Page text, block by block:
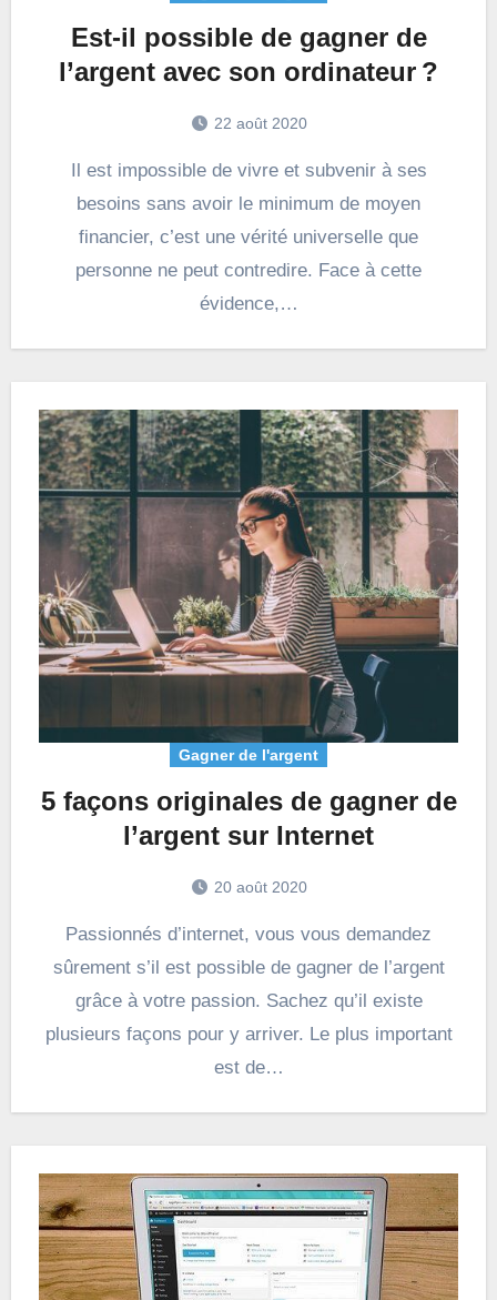
Est-il possible de gagner de
l’argent avec son ordinateur ?
22 août 2020
besoins sans avoir le minimum de moyen
financier, c’est une vérité universelle que
personne ne peut contredire. Face à cette
évidence,…
Gagner de l'argent
5 façons originales de gagner de
l’argent sur Internet
20 août 2020
Passionnés d’internet, vous vous demandez
sûrement s’il est possible de gagner de l’argent
grâce à votre passion. Sachez qu’il existe
plusieurs façons pour y arriver. Le plus important
est de…